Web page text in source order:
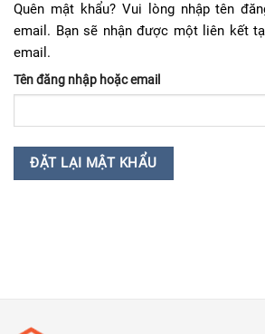
Quên mật khẩu? Vui lòng nhập tên
email. Bạn sẽ nhận được một liên kết
email.
Tên đăng nhập hoặc email
ĐẶT LẠI MẬT KHẨU